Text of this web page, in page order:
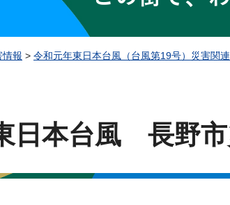
情報 > 令和元年東日本台風（台風第19号）災害関
日本台風 長野